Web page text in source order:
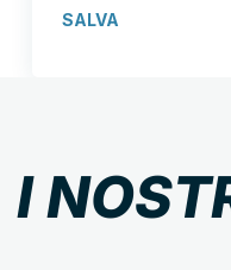
SALVA
I